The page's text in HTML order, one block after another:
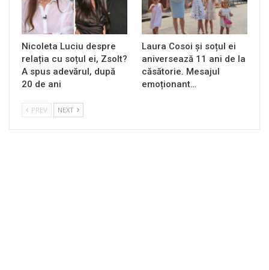
Nicoleta Luciu despre
relația cu soțul ei, Zsolt?
A spus adevărul, după
20 de ani
Laura Cosoi și soțul ei
aniversează 11 ani de la
căsătorie. Mesajul
emoționant…
PREV NEXT